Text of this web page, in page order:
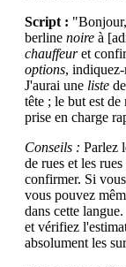
Script :
berline noire à
chauffeuret
options,
J'aurai une liste de
tête ; le but est
prise en charge
Conseils : Parlez
de rues et les
confirmer. Si
vous pouvez
dans cette
et vérifiez
absolument les